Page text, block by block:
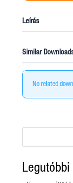
Leírás
Similar
No related